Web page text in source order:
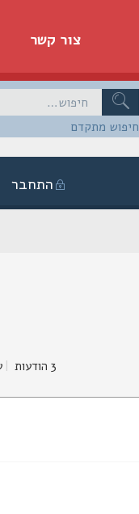
צור קשר
חיפוש מתקדם
התחבר
3 הודעות